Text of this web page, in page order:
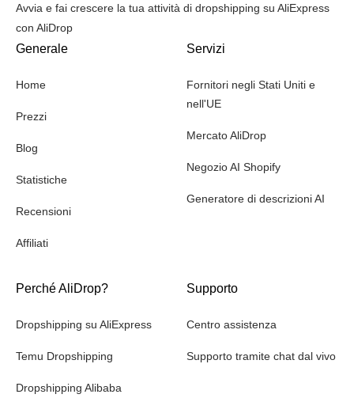
Avvia e fai crescere la tua attività di dropshipping su AliExpress
con AliDrop
Generale
Home
Prezzi
Blog
Statistiche
Recensioni
Affiliati
Servizi
Fornitori negli Stati Uniti e
nell'UE
Mercato AliDrop
Negozio AI Shopify
Generatore di descrizioni AI
Perché AliDrop?
Dropshipping su AliExpress
Temu Dropshipping
Dropshipping Alibaba
Supporto
Centro assistenza
Supporto tramite chat dal vivo